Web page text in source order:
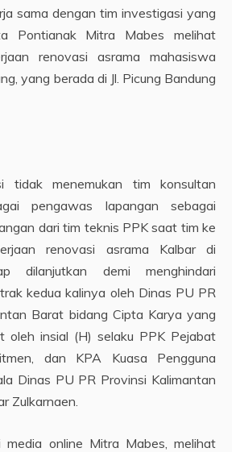
sama dengan tim investigasi yang
Pontianak Mitra Mabes melihat
renovasi asrama mahasiswa
yang berada di Jl. Picung Bandung
tidak menemukan tim konsultan
pengawas lapangan sebagai
dari tim teknis PPK saat tim ke
renovasi asrama Kalbar di
dilanjutkan demi menghindari
kedua kalinya oleh Dinas PU PR
Barat bidang Cipta Karya yang
oleh insial (H) selaku PPK Pejabat
dan KPA Kuasa Pengguna
Dinas PU PR Provinsi Kalimantan
Zulkarnaen.
media online Mitra Mabes, melihat